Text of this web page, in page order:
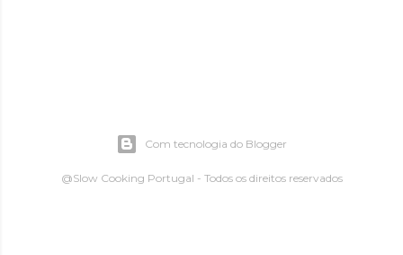
Com tecnologia do Blogger
@Slow Cooking Portugal - Todos os direitos reservados